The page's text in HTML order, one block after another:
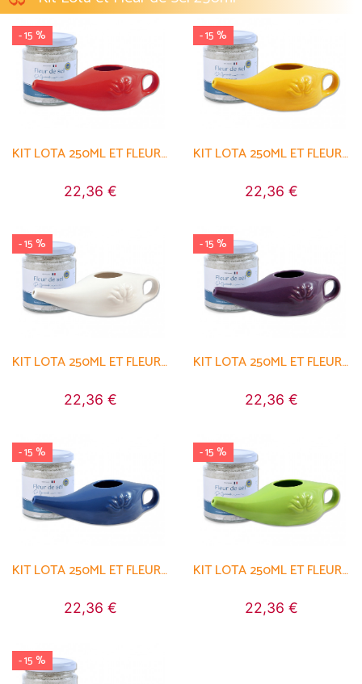
- 15 %
KIT LOTA 250ML ET FLEUR DE SEL
22,36 €
- 15 %
KIT LOTA 250ML ET FLEUR DE SEL
22,36 €
- 15 %
KIT LOTA 250ML ET FLEUR DE SEL
22,36 €
- 15 %
KIT LOTA 250ML ET FLEUR DE SEL
22,36 €
- 15 %
KIT LOTA 250ML ET FLEUR DE SEL
22,36 €
- 15 %
KIT LOTA 250ML ET FLEUR DE SEL
22,36 €
- 15 %